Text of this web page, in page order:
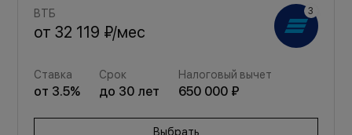
от37 515 ₽ /мес
от3.5% до30 650 000 ₽
Выбрать
ВТБ
от32 119 ₽/мес
Ставка
от 3.5%
Срок
до 30 лет
Налоговый вычет
650 000 ₽
Выбрать